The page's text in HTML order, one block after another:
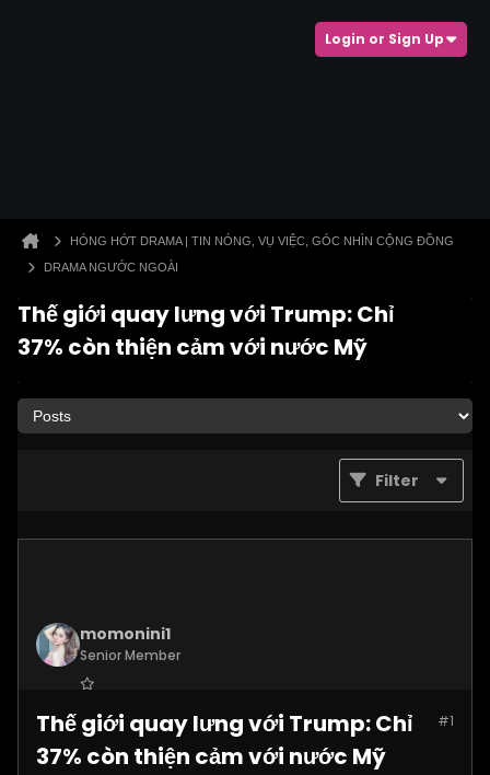
Login or Sign Up
HÓNG HỚT DRAMA | TIN NÓNG, VỤ VIỆC, GÓC NHÌN CỘNG ĐỒNG
DRAMA NGƯỚC NGOÀI
Thế giới quay lưng với Trump: Chỉ
37% còn thiện cảm với nước Mỹ
Filter
momonini1
Senior Member
Posts: 5399 #1
Thế giới quay lưng với Trump: Chỉ
37% còn thiện cảm với nước Mỹ